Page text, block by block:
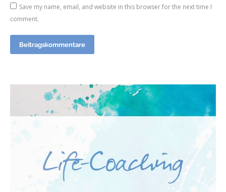
Save my name, email, and website in this browser for the next time I
comment.
Beitragskommentare